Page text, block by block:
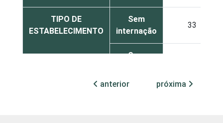
TIPO DE
ESTABELECIMENTO
Sem
internação
33
Com
anterior próxima